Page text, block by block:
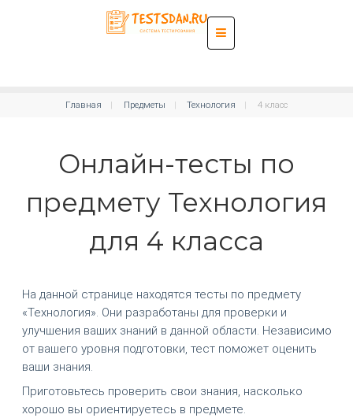
Главная Предметы Технология 4 класс
Онлайн-тесты по
предмету Технология
для 4 класса
На данной странице находятся тесты по предмету
«Технология». Они разработаны для проверки и
улучшения ваших знаний в данной области. Независимо
от вашего уровня подготовки, тест поможет оценить
ваши знания.
Приготовьтесь проверить свои знания, насколько
хорошо вы ориентируетесь в предмете.